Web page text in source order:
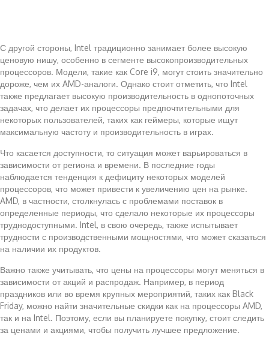
С другой стороны, Intel традиционно занимает более высокую
ценовую нишу, особенно в сегменте высокопроизводительных
процессоров. Модели, такие как Core i9, могут стоить значительно
дороже, чем их AMD-аналоги. Однако стоит отметить, что Intel
также предлагает высокую производительность в однопоточных
задачах, что делает их процессоры предпочтительными для
некоторых пользователей, таких как геймеры, которые ищут
максимальную частоту и производительность в играх.
Что касается доступности, то ситуация может варьироваться в
зависимости от региона и времени. В последние годы
наблюдается тенденция к дефициту некоторых моделей
процессоров, что может привести к увеличению цен на рынке.
AMD, в частности, столкнулась с проблемами поставок в
определенные периоды, что сделало некоторые их процессоры
труднодоступными. Intel, в свою очередь, также испытывает
трудности с производственными мощностями, что может сказаться
на наличии их продуктов.
Важно также учитывать, что цены на процессоры могут меняться в
зависимости от акций и распродаж. Например, в период
праздников или во время крупных мероприятий, таких как Black
Friday, можно найти значительные скидки как на процессоры AMD,
так и на Intel. Поэтому, если вы планируете покупку, стоит следить
за ценами и акциями, чтобы получить лучшее предложение.